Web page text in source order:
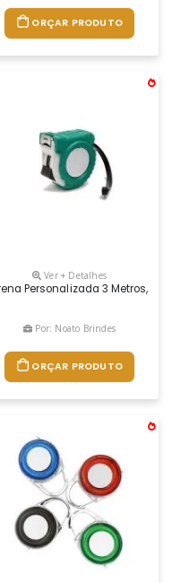
ORÇAR PRODUTO
Brinde Personalizado,
Ver + Detalhes
Personalizada 3 Metros,
Por: Noato Brindes
ORÇAR PRODUTO